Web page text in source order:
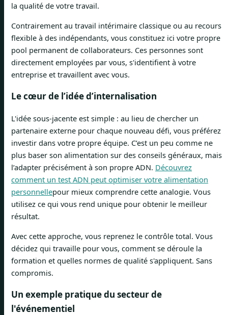
la qualité de votre travail.
Contrairement au travail intérimaire classique ou au recours
flexible à des indépendants, vous constituez ici votre propre
pool permanent de collaborateurs. Ces personnes sont
directement employées par vous, s'identifient à votre
entreprise et travaillent avec vous.
Le cœur de l’idée d’internalisation
L'idée sous-jacente est simple : au lieu de chercher un
partenaire externe pour chaque nouveau défi, vous préférez
investir dans votre propre équipe. C’est un peu comme ne
plus baser son alimentation sur des conseils généraux, mais
l’adapter précisément à son propre ADN. Découvrez
comment un test ADN peut optimiser votre alimentation
personnellepour mieux comprendre cette analogie. Vous
utilisez ce qui vous rend unique pour obtenir le meilleur
résultat.
Avec cette approche, vous reprenez le contrôle total. Vous
décidez qui travaille pour vous, comment se déroule la
formation et quelles normes de qualité s'appliquent. Sans
compromis.
Un exemple pratique du secteur de
l'événementiel